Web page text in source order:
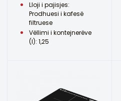
Lloji i pajisjes:
Prodhuesi i kafesë
filtruese
Vëllimi i kontejnerëve
(l): 1,25